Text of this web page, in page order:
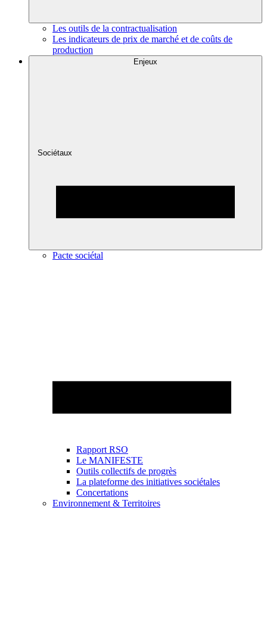
Les outils de la contractualisation
Les indicateurs de prix de marché et de coûts de
production
Enjeux
Sociétaux
Pacte sociétal
Rapport RSO
Le MANIFESTE
Outils collectifs de progrès
La plateforme des initiatives sociétales
Concertations
Environnement & Territoires